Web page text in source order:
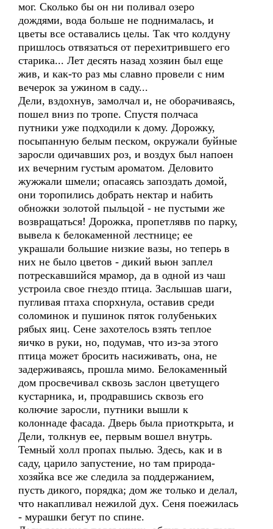
мог. Сколько бы он ни поливал озеро
дождями, вода больше не поднималась, и
цветы все оставались целы. Так что колдуну
пришлось отвязаться от перехитрившего его
старика... Лет десять назад хозяин был еще
жив, и как-то раз мы славно провели с ним
вечерок за ужином в саду...
Дели, вздохнув, замолчал и, не оборачиваясь,
пошел вниз по тропе. Спустя полчаса
путники уже подходили к дому. Дорожку,
посыпанную белым песком, окружали буйные
заросли одичавших роз, и воздух был напоен
их вечерним густым ароматом. Деловито
жужжали шмели; опасаясь запоздать домой,
они торопились добрать нектар и набить
обножки золотой пыльцой - не пустыми же
возвращаться! Дорожка, пропетлявв по парку,
вывела к белокаменной лестнице; ее
украшали большие низкие вазы, но теперь в
них не было цветов - дикий вьюн заплел
потрескавшийся мрамор, да в одной из чаш
устроила свое гнездо птица. Заслышав шаги,
пугливая птаха спорхнула, оставив среди
соломинок и пушинок пяток голубеньких
рябых яиц. Сене захотелось взять теплое
яичко в руки, но, подумав, что из-за этого
птица может бросить насиживать, она, не
задерживаясь, прошла мимо. Белокаменный
дом просвечивал сквозь заслон цветущего
кустарника, и, продравшись сквозь его
колючие заросли, путники вышли к
колоннаде фасада. Дверь была приоткрыта, и
Дели, толкнув ее, первым вошел внутрь.
Темный холл пропах пылью. Здесь, как и в
саду, царило запустение, но там природа-
хозяйка все же следила за поддержанием,
пусть дикого, порядка; дом же только и делал,
что накапливал нежилой дух. Сеня поежилась
- мурашки бегут по спине.